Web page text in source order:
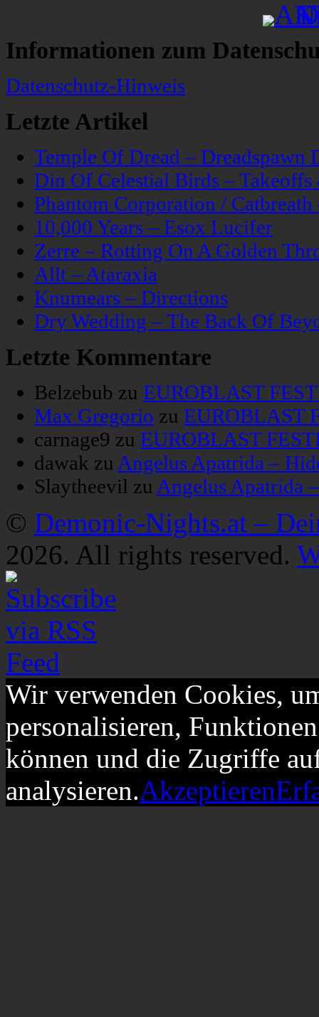
Informationen zum
Datenschutz-Hinweis
Letzte Artikel
Temple Of Dread – Dreadspawn
Din Of Celestial Birds –
Phantom Corporation /
10,000 Years – Esox Lucifer
Zerre – Rotting On A Golden
Allt – Ataraxia
Knumears – Directions
Dry Wedding – The Back Of
Letzte Kommentare
Belzebub zu EUROBLAST
Max Gregorio zu EUROBLAST
carnage9 zu EUROBLAST
dawak zu Angelus Apatrida –
Slaytheevil zu Angelus Apatrida
© Demonic-Nights.at –
2026. All rights reserved.
Wir verwenden Cookies,
personalisieren,
können und die Zugriffe
analysieren.Akzeptieren